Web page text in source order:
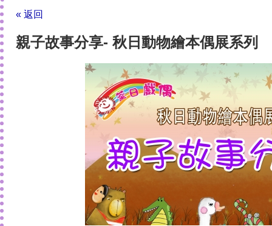
« 返回
親子故事分享- 秋日動物繪本偶展系列